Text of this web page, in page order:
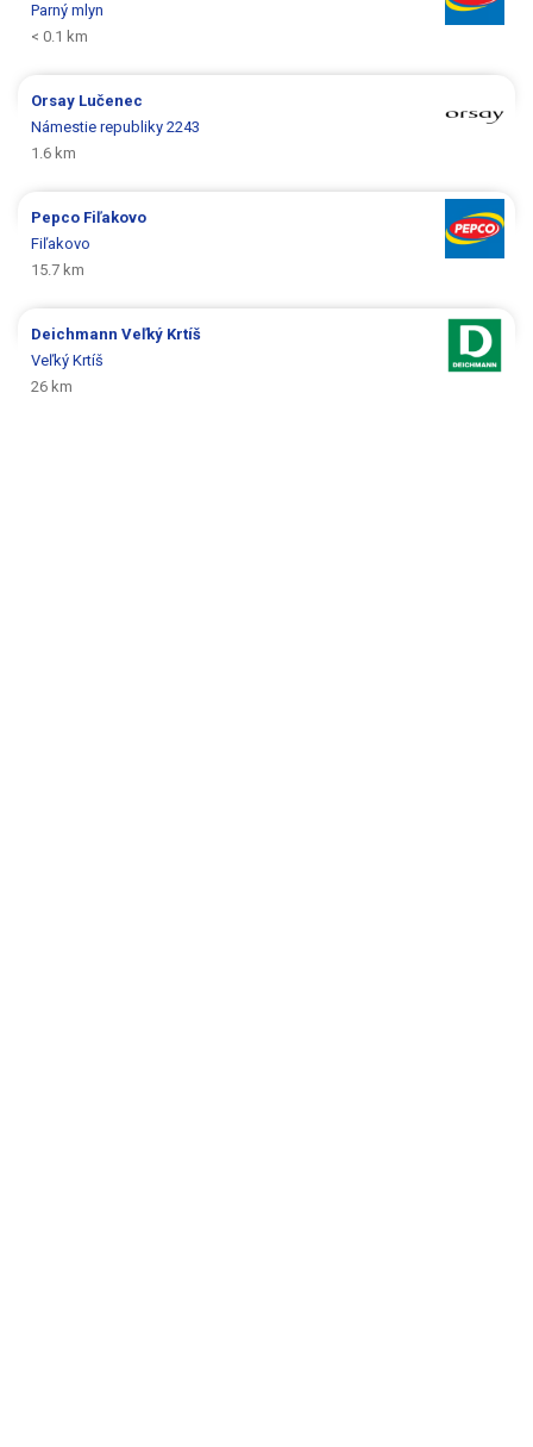
Parný mlyn
< 0.1 km
Orsay Lučenec
Námestie republiky 2243
1.6 km
Pepco Fiľakovo
Fiľakovo
15.7 km
DeichmannVeľký Krtíš
Veľký Krtíš
26 km